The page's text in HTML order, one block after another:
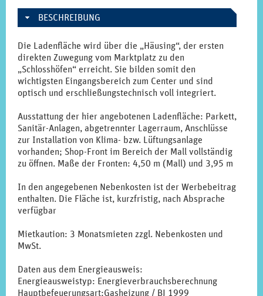
BESCHREIBUNG
Die Ladenfläche wird über die „Häusing“, der ersten
direkten Zuwegung vom Marktplatz zu den
„Schlosshöfen“ erreicht. Sie bilden somit den
wichtigsten Eingangsbereich zum Center und sind
optisch und erschließungstechnisch voll integriert.
Ausstattung der hier angebotenen Ladenfläche: Parkett,
Sanitär-Anlagen, abgetrennter Lagerraum, Anschlüsse
zur Installation von Klima- bzw. Lüftungsanlage
vorhanden; Shop-Front im Bereich der Mall vollständig
zu öffnen. Maße der Fronten: 4,50 m (Mall) und 3,95 m
In den angegebenen Nebenkosten ist der Werbebeitrag
enthalten. Die Fläche ist, kurzfristig, nach Absprache
verfügbar
Mietkaution: 3 Monatsmieten zzgl. Nebenkosten und
MwSt.
Daten aus dem Energieausweis:
Energieausweistyp: Energieverbrauchsberechnung
Hauptbefeuerungsart:Gasheizung / BJ 1999